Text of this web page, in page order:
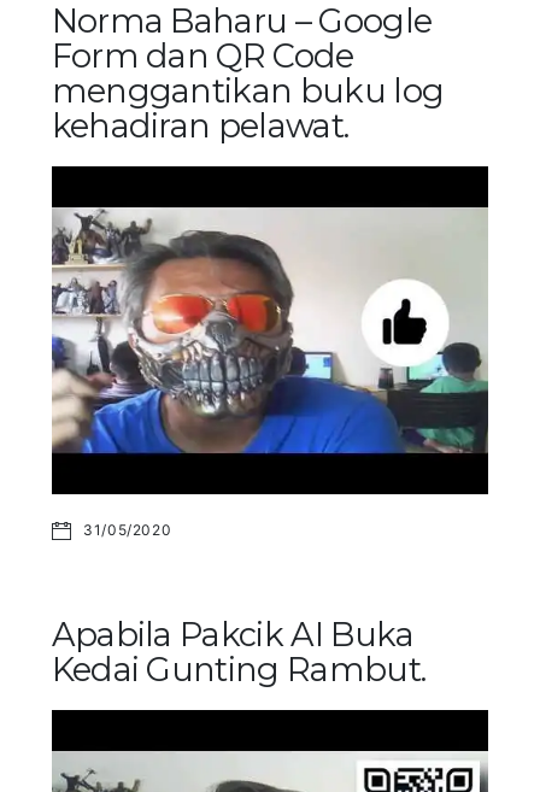
Norma Baharu – Google
Form dan QR Code
menggantikan buku log
kehadiran pelawat.
31/05/2020
Apabila Pakcik AI Buka
Kedai Gunting Rambut.